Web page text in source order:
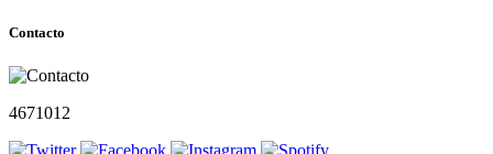
Contacto
4671012